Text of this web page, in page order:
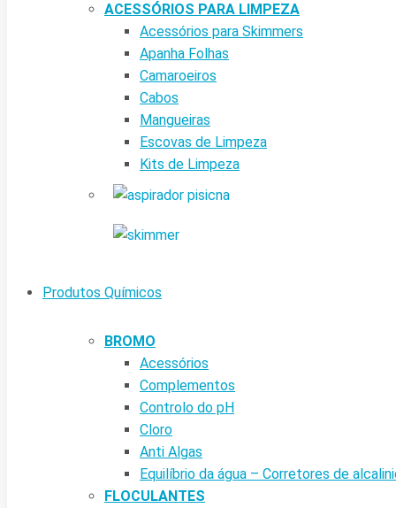
ACESSÓRIOS PARA LIMPEZA
Acessórios para Skimmers
Apanha Folhas
Camaroeiros
Cabos
Mangueiras
Escovas de Limpeza
Kits de Limpeza
Produtos Químicos
BROMO
Acessórios
Complementos
Controlo do pH
Cloro
Anti Algas
Equilíbrio da água – Corretores de
FLOCULANTES